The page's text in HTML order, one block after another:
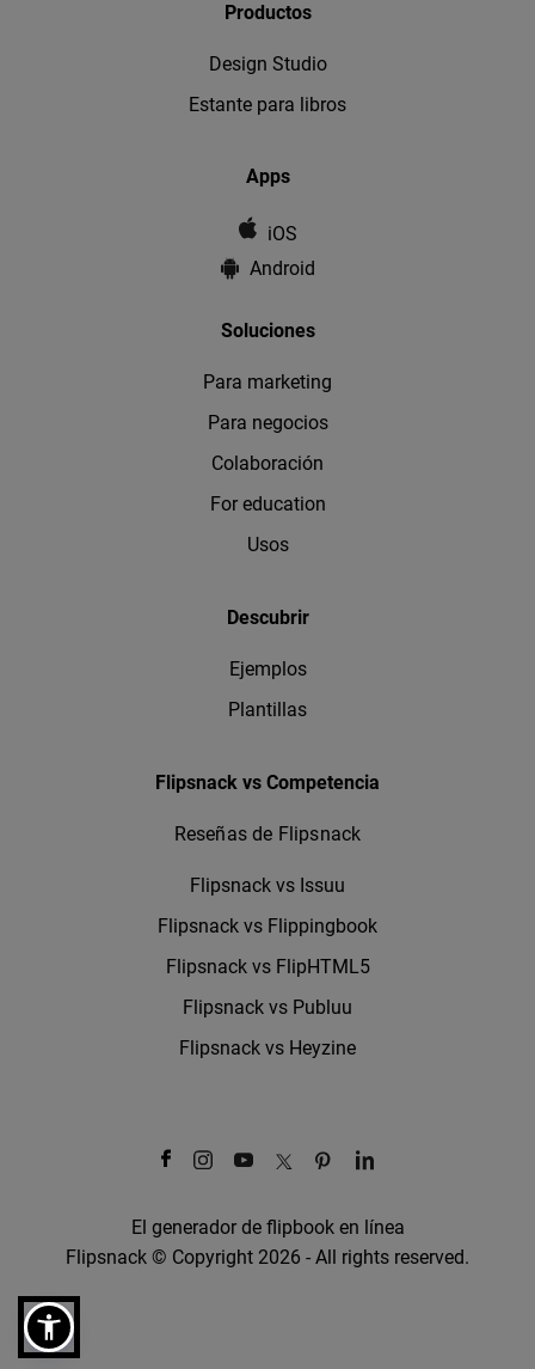
Productos
Design Studio
Estante para libros
Apps
iOS
Android
Soluciones
Para marketing
Para negocios
Colaboración
For education
Usos
Descubrir
Ejemplos
Plantillas
Flipsnack vs Competencia
Reseñas de Flipsnack
Flipsnack vs Issuu
Flipsnack vs Flippingbook
Flipsnack vs FlipHTML5
Flipsnack vs Publuu
Flipsnack vs Heyzine
El generador de flipbook en línea
Flipsnack © Copyright 2026 - All rights reserved.